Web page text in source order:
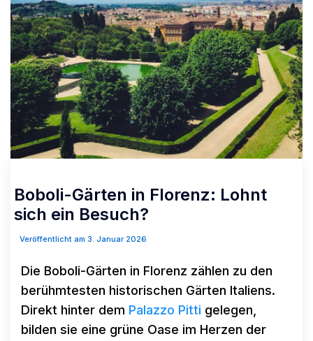
Boboli-Gärten in Florenz: Lohnt
sich ein Besuch?
Veröffentlicht am 3. Januar 2026
Die Boboli-Gärten in Florenz zählen zu den
berühmtesten historischen Gärten Italiens.
Direkt hinter dem Palazzo Pitti gelegen,
bilden sie eine grüne Oase im Herzen der